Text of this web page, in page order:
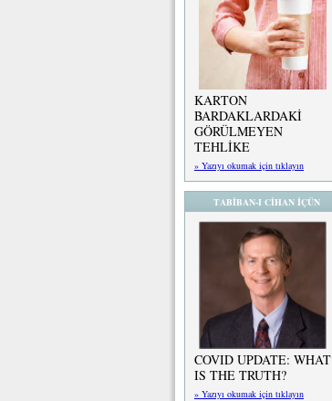
KARTON
BARDAKLARDAKİ
GÖRÜLMEYEN
TEHLİKE
» Yazıyı okumak için tıklayın
TABİBAN-I CİHAN İÇÜN
COVID UPDATE: WHAT
IS THE TRUTH?
» Yazıyı okumak için tıklayın